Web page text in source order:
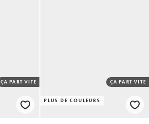
ÇA PART VITE
PLUS DE COULEURS
ÇA PART VITE